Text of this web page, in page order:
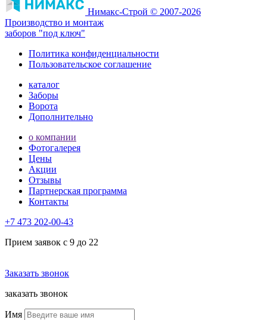
Нимакс-Строй © 2007-2026
Производство и монтаж
заборов "под ключ"
Политика конфиденциальности
Пользовательское соглашение
каталог
Заборы
Ворота
Дополнительно
о компании
Фотогалерея
Цены
Акции
Отзывы
Партнерская программа
Контакты
+7 473 202-00-43
Прием заявок с 9 до 22
Заказать звонок
заказать звонок
Имя